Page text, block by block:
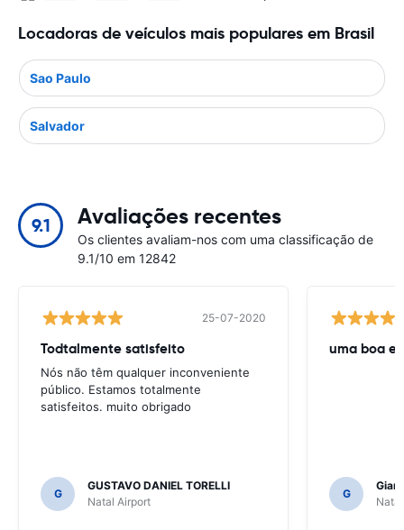
Locadoras de veículos mais populares em Brasil
Sao Paulo
Salvador
9.1 Avaliações recentes
Os clientes avaliam-nos com uma classificação de
9.1/10 em 12842
25-07-2020
Todtalmente satisfeito
Nós não têm qualquer inconveniente
público. Estamos totalmente
satisfeitos. muito obrigado
G
GUSTAVO DANIEL TORELLI
Natal Airport
uma boa
G